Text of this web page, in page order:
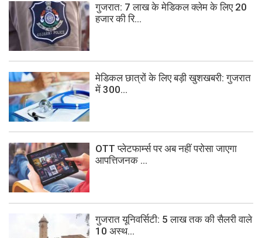
गुजरात: 7 लाख के मेडिकल क्लेम के लिए 20
हजार की रि...
मेडिकल छात्रों के लिए बड़ी खुशखबरी: गुजरात
में 300...
OTT प्लेटफार्म्स पर अब नहीं परोसा जाएगा
आपत्तिजनक ...
गुजरात यूनिवर्सिटी: 5 लाख तक की सैलरी वाले
10 अस्थ...